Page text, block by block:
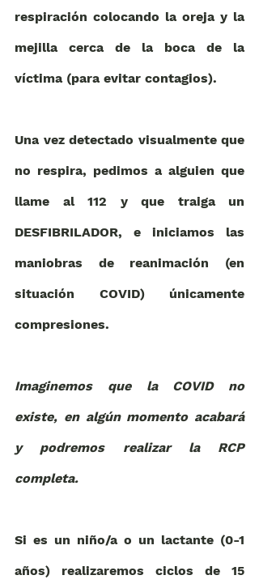
respiración colocando la oreja y la
mejilla cerca de la boca de la
víctima (para evitar contagios).
Una vez detectado visualmente que
no respira, pedimos a alguien que
llame al 112 y que traiga un
DESFIBRILADOR, e iniciamos las
maniobras de reanimación (en
situación COVID) únicamente
compresiones.
Imaginemos que la COVID no
existe, en algún momento acabará
y podremos realizar la RCP
completa.
Si es un niño/a o un lactante (0-1
años) realizaremos ciclos de 15